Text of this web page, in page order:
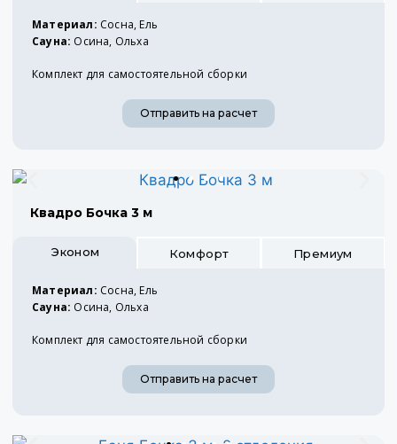
Материал: Сосна, Ель
Сауна: Осина, Ольха
Комплект для самостоятельной сборки
Отправить на расчет
Квадро Бочка 3 м
Эконом Комфорт Премиум
Материал: Сосна, Ель
Сауна: Осина, Ольха
Комплект для самостоятельной сборки
Отправить на расчет